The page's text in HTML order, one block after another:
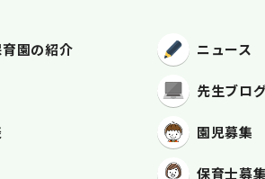
園の紹介 ニュース
先生ブロ
園児募集
保育士募集